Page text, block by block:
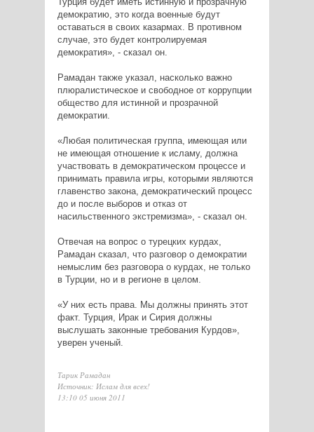
демократию, это когда военные будут
оставаться в своих казармах. В противном
случае, это будет контролируемая
демократия», - сказал он.
Рамадан также указал, насколько важно
плюралистическое и свободное от коррупции
общество для истинной и прозрачной
демократии.
«Любая политическая группа, имеющая или
не имеющая отношение к исламу, должна
участвовать в демократическом процессе и
принимать правила игры, которыми являются
главенство закона, демократический процесс
до и после выборов и отказ от
насильственного экстремизма», - сказал он.
Отвечая на вопрос о турецких курдах,
Рамадан сказал, что разговор о демократии
немыслим без разговора о курдах, не только
в Турции, но и в регионе в целом.
«У них есть права. Мы должны принять этот
факт. Турция, Ирак и Сирия должны
выслушать законные требования Курдов»,
уверен ученый.
Тарик Рамадан
Источник: Ислам для всех!
13:10 05 июня 2011